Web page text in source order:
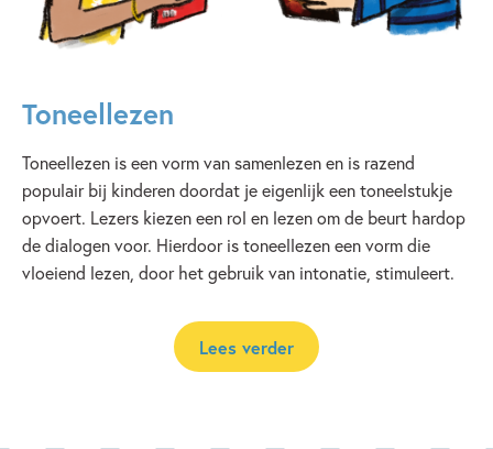
Toneellezen
Toneellezen is een vorm van samenlezen en is razend
populair bij kinderen doordat je eigenlijk een toneelstukje
opvoert. Lezers kiezen een rol en lezen om de beurt hardop
de dialogen voor. Hierdoor is toneellezen een vorm die
vloeiend lezen, door het gebruik van intonatie, stimuleert.
Lees verder